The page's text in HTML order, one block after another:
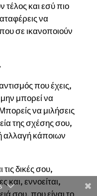
και εσύ πιο
να
σε ικανοποιούν
που έχεις,
μπορεί να
να μιλήσεις
της σχέσης σου,
αλλαγή κάποιων
δικές σου,
εννοείται,
σου, που είναι το